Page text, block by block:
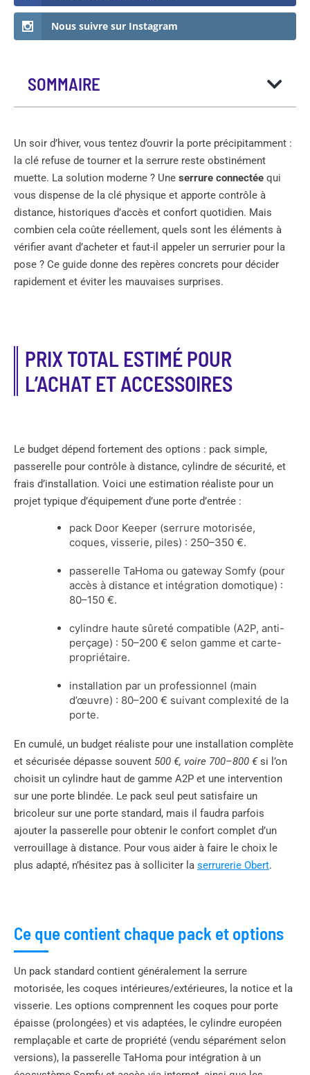
Nous suivre sur Instagram
SOMMAIRE
Un soir d’hiver, vous tentez d’ouvrir la porte précipitamment :
la clé refuse de tourner et la serrure reste obstinément
muette. La solution moderne ? Une serrure connectée qui
vous dispense de la clé physique et apporte contrôle à
distance, historiques d’accès et confort quotidien. Mais
combien cela coûte réellement, quels sont les éléments à
vérifier avant d’acheter et faut-il appeler un serrurier pour la
pose ? Ce guide donne des repères concrets pour décider
rapidement et éviter les mauvaises surprises.
PRIX TOTAL ESTIMÉ POUR
L’ACHAT ET ACCESSOIRES
Le budget dépend fortement des options : pack simple,
passerelle pour contrôle à distance, cylindre de sécurité, et
frais d’installation. Voici une estimation réaliste pour un
projet typique d’équipement d’une porte d’entrée :
pack Door Keeper (serrure motorisée,
coques, visserie, piles) : 250–350 €.
passerelle TaHoma ou gateway Somfy (pour
accès à distance et intégration domotique) :
80–150 €.
cylindre haute sûreté compatible (A2P, anti-
perçage) : 50–200 € selon gamme et carte-
propriétaire.
installation par un professionnel (main
d’œuvre) : 80–200 € suivant complexité de la
porte.
En cumulé, un budget réaliste pour une installation complète
et sécurisée dépasse souvent 500 €, voire 700–800 €si l’on
choisit un cylindre haut de gamme A2P et une intervention
sur une porte blindée. Le pack seul peut satisfaire un
bricoleur sur une porte standard, mais il faudra parfois
ajouter la passerelle pour obtenir le confort complet d’un
verrouillage à distance. Pour vous aider à faire le choix le
plus adapté, n’hésitez pas à solliciter la serrurerie Obert.
Ce que contient chaque pack et options
Un pack standard contient généralement la serrure
motorisée, les coques intérieures/extérieures, la notice et la
visserie. Les options comprennent les coques pour porte
épaisse (prolongées) et vis adaptées, le cylindre européen
remplaçable et carte de propriété (vendu séparément selon
versions), la passerelle TaHoma pour intégration à un